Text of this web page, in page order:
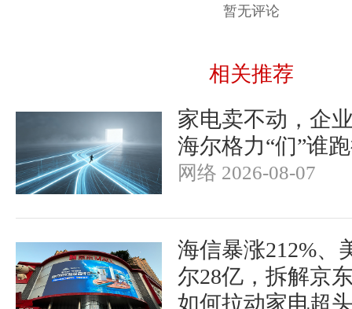
暂无评论
相关推荐
家电卖不动，企
海尔格力“们”谁
网络 2026-08-07
海信暴涨212%、
尔28亿，拆解京
如何拉动家电超